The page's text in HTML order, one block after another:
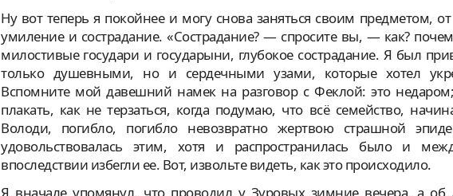
Ну вот теперь я покойнее и могу снова заняться своим предметом,
умиление и сострадание. «Сострадание? — спросите вы, — как?
милостивые государи и государыни, глубокое сострадание. Я был
только душевными, но и сердечными узами, которые хотел
Вспомните мой давешний намек на разговор с Феклой: это
плакать, как не терзаться, когда подумаю, что всё семейство,
Володи, погибло, погибло невозвратно жертвою страшной
удовольствовалась этим, хотя и распространилась было и
впоследствии избегли ее. Вот, извольте видеть, как это происходило.
Я вначале упомянул, что проводил у Зуровых зимние вечера, а об